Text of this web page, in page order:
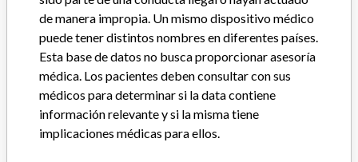
GENERAL ELECTRIC CANADA (OPERATING
AS GE HEALTHCARE)
Dirección del fabricante
de manera impropia. Un mismo dispositivo médico
puede tener distintos nombres en diferentes países.
Esta base de datos no busca proporcionar asesoría
médica. Los pacientes deben consultar con sus
médicos para determinar si la data contiene
información relevante y si la misma tiene
implicaciones médicas para ellos.